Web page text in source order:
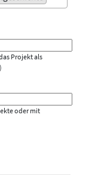
Projekt als
oder mit